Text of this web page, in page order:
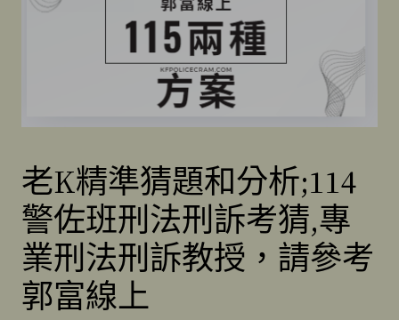
老K精準猜題和分析;114
警佐班刑法刑訴考猜,專
業刑法刑訴教授，請參考
郭富線上